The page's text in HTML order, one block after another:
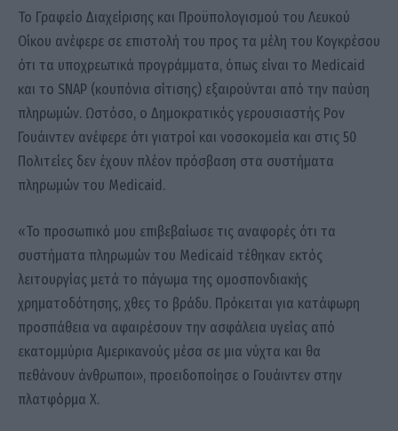
Το Γραφείο Διαχείρισης και Προϋπολογισμού του Λευκού
Οίκου ανέφερε σε επιστολή του προς τα μέλη του Κογκρέσου
ότι τα υποχρεωτικά προγράμματα, όπως είναι το Medicaid
και το SNAP (κουπόνια σίτισης) εξαιρούνται από την παύση
πληρωμών. Ωστόσο, ο Δημοκρατικός γερουσιαστής Ρον
Γουάιντεν ανέφερε ότι γιατροί και νοσοκομεία και στις 50
Πολιτείες δεν έχουν πλέον πρόσβαση στα συστήματα
πληρωμών του Medicaid.
«Το προσωπικό μου επιβεβαίωσε τις αναφορές ότι τα
συστήματα πληρωμών του Medicaid τέθηκαν εκτός
λειτουργίας μετά το πάγωμα της ομοσπονδιακής
χρηματοδότησης, χθες το βράδυ. Πρόκειται για κατάφωρη
προσπάθεια να αφαιρέσουν την ασφάλεια υγείας από
εκατομμύρια Αμερικανούς μέσα σε μια νύχτα και θα
πεθάνουν άνθρωποι», προειδοποίησε ο Γουάιντεν στην
πλατφόρμα Χ.